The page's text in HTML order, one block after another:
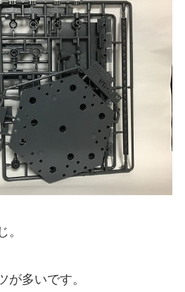
。
が多いです。